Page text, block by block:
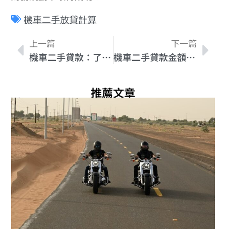
機車二手放貸計算
上一篇
機車二手貸款：了解資格與申請方式
下一篇
機車二手貸款金額範圍及申請流程解析
推薦文章